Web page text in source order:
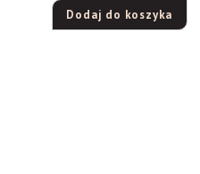
Dodaj do koszyka